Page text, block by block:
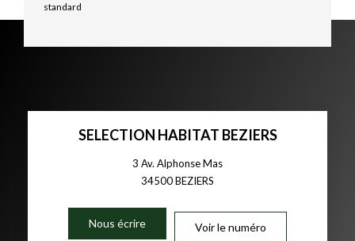
standard
SELECTION HABITAT BEZIERS
3 Av. Alphonse Mas
34500BEZIERS
Nous écrire Voir le numéro